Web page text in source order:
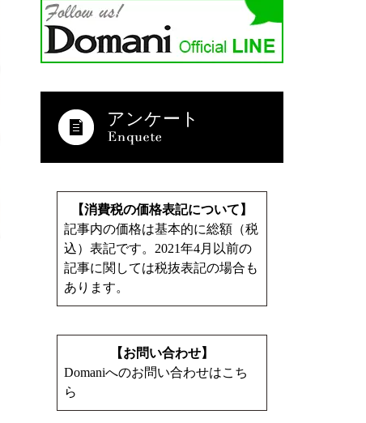
アンケート
【消費税の価格表記について】
記事内の価格は基本的に総額（税
込）表記です。2021年4月以前の
記事に関しては税抜表記の場合も
あります。
【お問い合わせ】
Domaniへのお問い合わせはこち
ら